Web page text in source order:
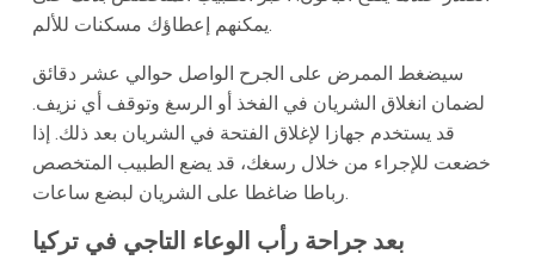
يمكنهم إعطاؤك مسكنات للألم.
سيضغط الممرض على الجرح الواصل حوالي عشر دقائق
لضمان انغلاق الشريان في الفخذ أو الرسغ وتوقف أي نزيف.
قد يستخدم جهازا لإغلاق الفتحة في الشريان بعد ذلك. إذا
خضعت للإجراء من خلال رسغك، قد يضع الطبيب المتخصص
رباطا ضاغطا على الشريان لبضع ساعات.
بعد جراحة رأب الوعاء التاجي في تركيا